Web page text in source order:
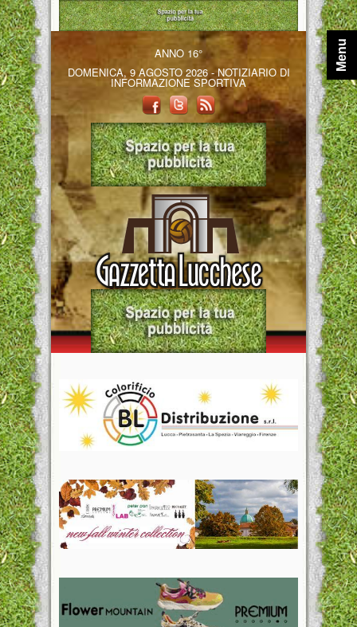
ANNO 16°
DOMENICA, 9 AGOSTO 2026 - NOTIZIARIO DI
INFORMAZIONE SPORTIVA
Menu